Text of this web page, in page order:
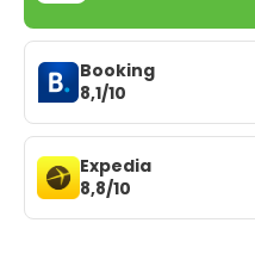
Booking
8,1/10
Expedia
8,8/10